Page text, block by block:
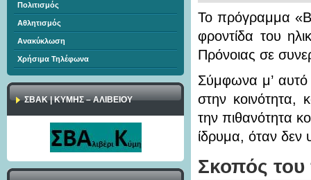
Πολιτισμός
Αθλητισμός
Ανακύκλωση
Χρήσιμα Τηλέφωνα
ΣΒΑΚ | ΚΥΜΗΣ – ΑΛΙΒΕΙΟΥ
Το πρόγραμμα
φροντίδα του
Πρόνοιας σε
Σύμφωνα μ’ αυτό
στην κοινότητα,
την πιθανότητα
ίδρυμα, όταν δεν
Σκοπός